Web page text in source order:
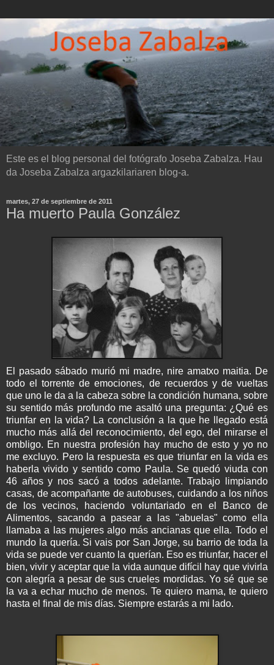
Este es el blog personal del fotógrafo Joseba Zabalza. Hau
da Joseba Zabalza argazkilariaren blog-a.
martes, 27 de septiembre de 2011
Ha muerto Paula González
El pasado sábado murió mi madre, nire amatxo maitia. De
todo el torrente de emociones, de recuerdos y de vueltas
que uno le da a la cabeza sobre la condición humana, sobre
su sentido más profundo me asaltó una pregunta: ¿Qué es
triunfar en la vida? La conclusión a la que he llegado está
mucho más allá del reconocimiento, del ego, del mirarse el
ombligo. En nuestra profesión hay mucho de esto y yo no
me excluyo. Pero la respuesta es que triunfar en la vida es
haberla vivido y sentido como Paula. Se quedó viuda con
46 años y nos sacó a todos adelante. Trabajo limpiando
casas, de acompañante de autobuses, cuidando a los niños
de los vecinos, haciendo voluntariado en el Banco de
Alimentos, sacando a pasear a las "abuelas" como ella
llamaba a las mujeres algo más ancianas que ella. Todo el
mundo la quería. Si vais por San Jorge, su barrio de toda la
vida se puede ver cuanto la querían. Eso es triunfar, hacer el
bien, vivir y aceptar que la vida aunque difícil hay que vivirla
con alegría a pesar de sus crueles mordidas. Yo sé que se
la va a echar mucho de menos. Te quiero mama, te quiero
hasta el final de mis días. Siempre estarás a mi lado.